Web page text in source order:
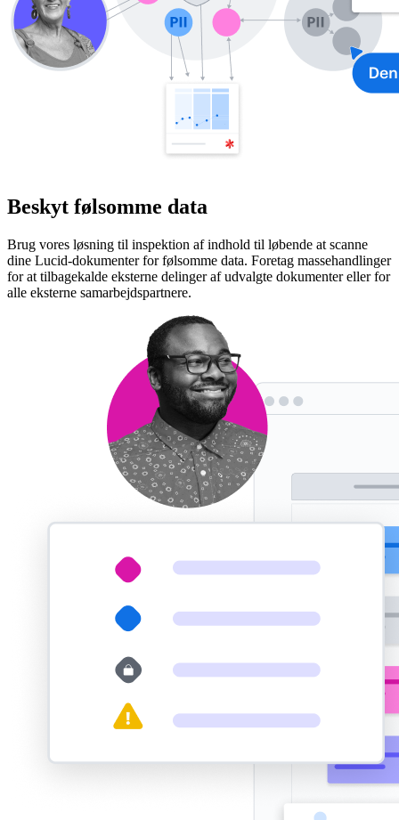
Beskyt følsomme data
Brug vores løsning til inspektion af indhold til løbende at scanne
dine Lucid-dokumenter for følsomme data. Foretag massehandlinger
for at tilbagekalde eksterne delinger af udvalgte dokumenter eller for
alle eksterne samarbejdspartnere.